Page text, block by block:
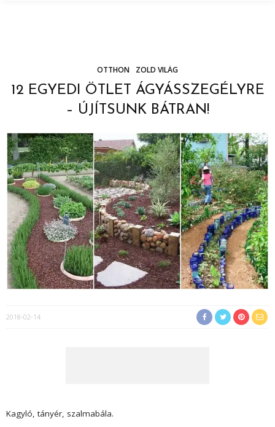
OTTHON ZÖLD VILÁG
12 EGYEDI ÖTLET ÁGYÁSSZEGÉLYRE
– ÚJÍTSUNK BÁTRAN!
2018-02-14
Kagyló, tányér, szalmabála.